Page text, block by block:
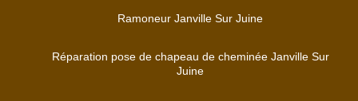
Ramoneur Janville Sur Juine
Réparation pose de chapeau de cheminée Janville Sur
Juine